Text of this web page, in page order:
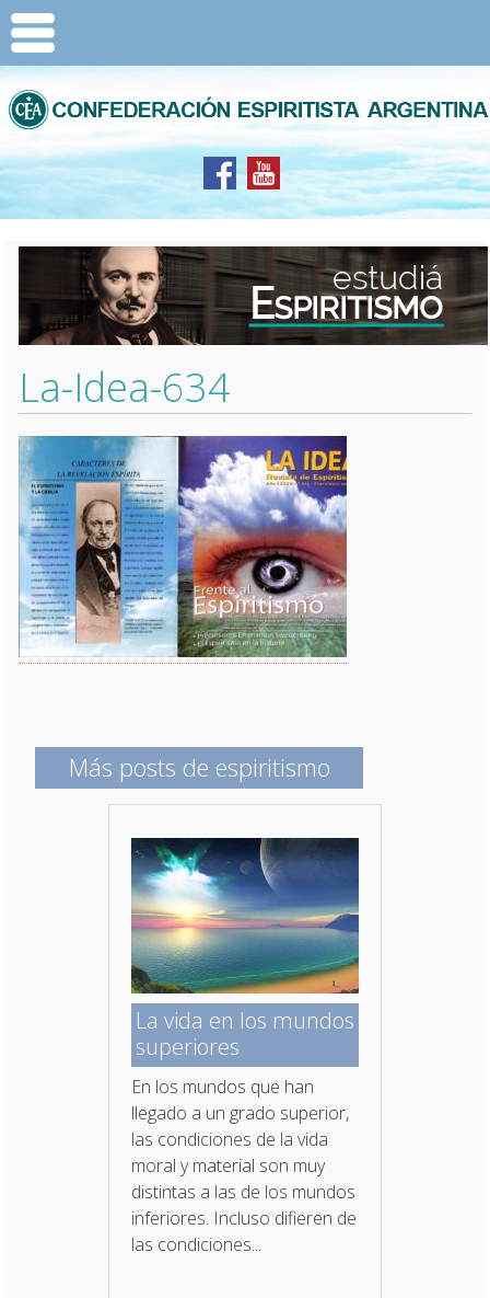
La-Idea-634
Más posts de espiritismo
La vida en los mundos
superiores
En los mundos que han
llegado a un grado superior,
las condiciones de la vida
moral y material son muy
distintas a las de los mundos
inferiores. Incluso difieren de
las condiciones...